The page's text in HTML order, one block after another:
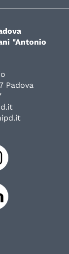
"Antonio
Padova